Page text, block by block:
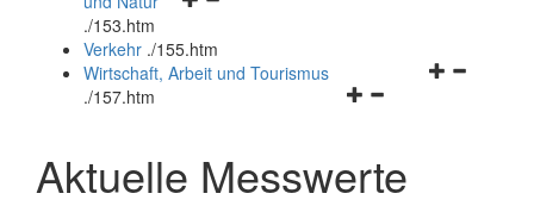
und
schließen
./153.htm
Verkehr ./155.htm
Navigationsmenü
schließen
Wirtschaft, Arbeit und Tourismus
./157.htm
Aktuelle Messwerte